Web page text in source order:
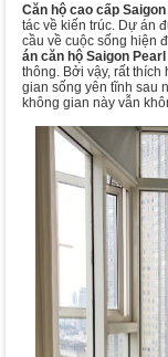
Căn hộ cao cấp Saigon
tác về kiến trúc. Dự án
cầu về cuộc sống hiện
án căn hộ Saigon Pearl
thông. Bởi vậy, rất
gian sống yên tĩnh sau
không gian này vẫn